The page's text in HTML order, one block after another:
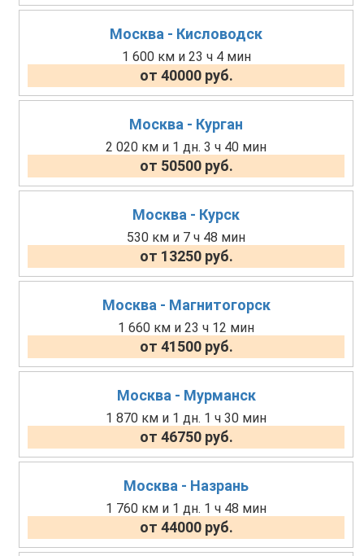
Москва - Кисловодск
1 600 км и 23 ч 4 мин
от 40000 руб.
Москва - Курган
2 020 км и 1 дн. 3 ч 40 мин
от 50500 руб.
Москва - Курск
530 км и 7 ч 48 мин
от 13250 руб.
Москва - Магнитогорск
1 660 км и 23 ч 12 мин
от 41500 руб.
Москва - Мурманск
1 870 км и 1 дн. 1 ч 30 мин
от 46750 руб.
Москва - Назрань
1 760 км и 1 дн. 1 ч 48 мин
от 44000 руб.